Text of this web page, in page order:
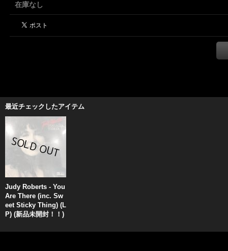
在庫なし
最近チェックしたアイテム
Judy Roberts - You
Are There (inc. Sw
eet Sticky Thing) (L
P) (新品未開封！！)